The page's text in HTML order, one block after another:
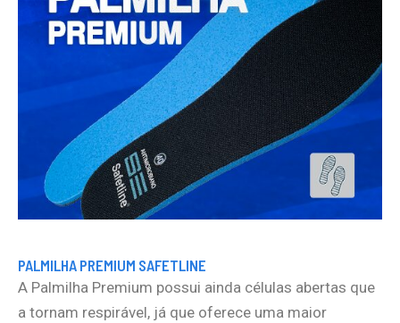
PALMILHA PREMIUM SAFETLINE
A Palmilha Premium possui ainda células abertas que
a tornam respirável, já que oferece uma maior